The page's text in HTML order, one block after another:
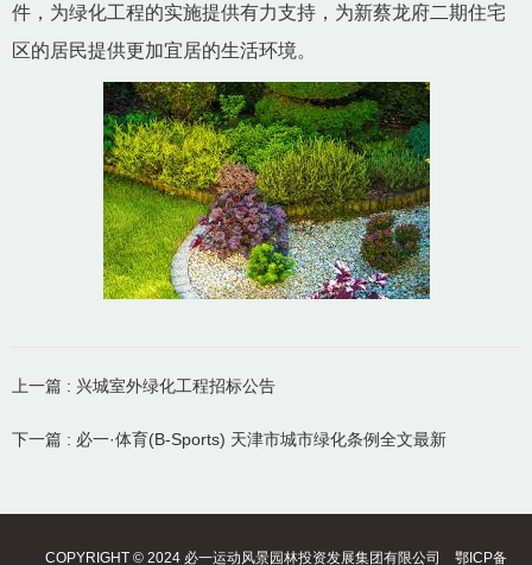
件，为绿化工程的实施提供有力支持，为新蔡龙府二期住宅
区的居民提供更加宜居的生活环境。
上一篇 : 兴城室外绿化工程招标公告
下一篇 : 必一·体育(B-Sports) 天津市城市绿化条例全文最新
COPYRIGHT © 2024 必一运动风景园林投资发展集团有限公司 鄂ICP备